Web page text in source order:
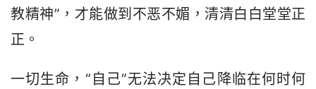
教精神”，才能做到不恶不媚，清清白白堂堂正
正。
一切生命，“自己”无法决定自己降临在何时何